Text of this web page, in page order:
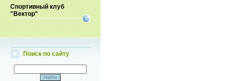
Спортивный клуб
"Вектор"
Поиск по сайту